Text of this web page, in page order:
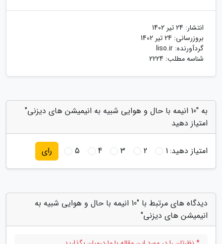
انتشار: 24 تیر 1402
بروزرسانی: 24 تیر 1402
گردآورنده: liso.ir
شناسه مطلب: 2224
به "10 انیمه با حال و هوایی شبیه به انیمیشن های دیزنی"
امتیاز دهید
امتیاز دهید:1
2
3
4
5 رای
دیدگاه های مرتبط با "10 انیمه با حال و هوایی شبیه به
انیمیشن های دیزنی"